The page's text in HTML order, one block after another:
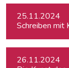
25.11.2024
Schreiben mit
26.11.2024